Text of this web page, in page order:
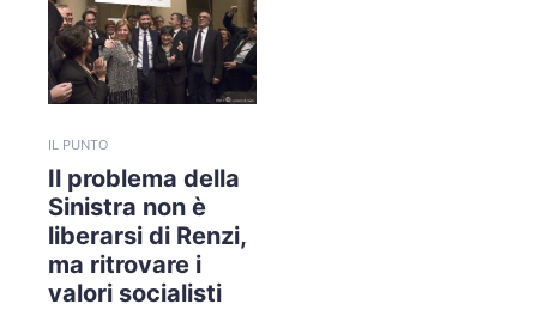
IL PUNTO
Il problema della
Sinistra non è
liberarsi di Renzi,
ma ritrovare i
valori socialisti